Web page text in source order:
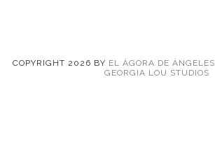
COPYRIGHT 2026 BY EL ÁGORA DE ÁNGELES
GEORGIA LOU STUDIOS